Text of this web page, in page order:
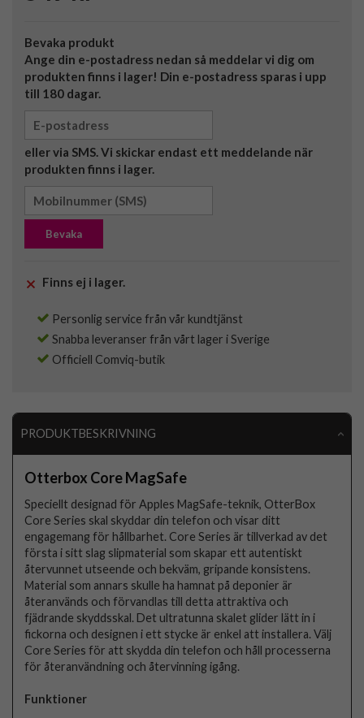
Bevaka produkt
Ange din e-postadress nedan så meddelar vi dig om
produkten finns i lager! Din e-postadress sparas i upp
till 180 dagar.
eller via SMS. Vi skickar endast ett meddelande när
produkten finns i lager.
Bevaka
Finns ej i lager.
Personlig service från vår kundtjänst
Snabba leveranser från vårt lager i Sverige
Officiell Comviq-butik
PRODUKTBESKRIVNING
Otterbox Core MagSafe
Speciellt designad för Apples MagSafe-teknik, OtterBox
Core Series skal skyddar din telefon och visar ditt
engagemang för hållbarhet. Core Series är tillverkad av det
första i sitt slag slipmaterial som skapar ett autentiskt
återvunnet utseende och bekväm, gripande konsistens.
Material som annars skulle ha hamnat på deponier är
återanvänds och förvandlas till detta attraktiva och
fjädrande skyddsskal. Det ultratunna skalet glider lätt in i
fickorna och designen i ett stycke är enkel att installera. Välj
Core Series för att skydda din telefon och håll processerna
för återanvändning och återvinning igång.
Funktioner